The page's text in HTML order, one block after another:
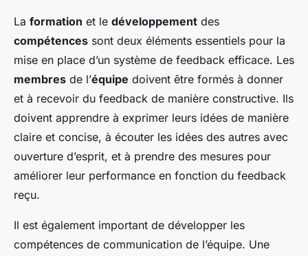
La formation et le développement des
compétences sont deux éléments essentiels pour la
mise en place d’un système de feedback efficace. Les
membres de l’équipe doivent être formés à donner
et à recevoir du feedback de manière constructive. Ils
doivent apprendre à exprimer leurs idées de manière
claire et concise, à écouter les idées des autres avec
ouverture d’esprit, et à prendre des mesures pour
améliorer leur performance en fonction du feedback
reçu.
Il est également important de développer les
compétences de communication de l’équipe. Une